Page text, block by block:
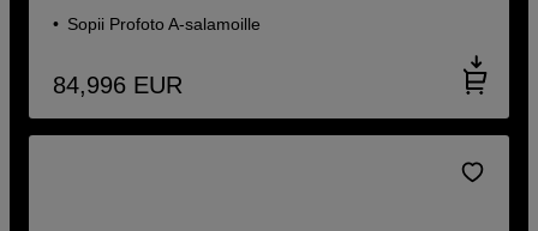
Sopii Profoto A-salamoille
84,996 EUR